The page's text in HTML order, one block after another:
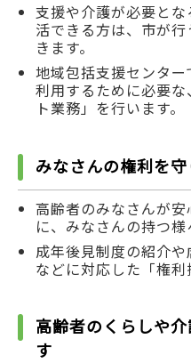
支援や介護が必要と
活できる方は、市が
きます。
地域包括支援センタ
利用するために必要
ト業務」を行います。
みなさんの権利を
高齢者のみなさんが
に、みなさんの持つ様
成年後見制度の紹介
などに対応した「権利
高齢者のくらしや
す